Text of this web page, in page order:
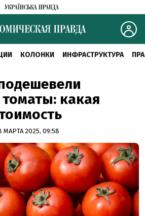
КОЛОНКИ ИНФРАСТРУКТУРА
какая
МАРТА 2025, 09:58